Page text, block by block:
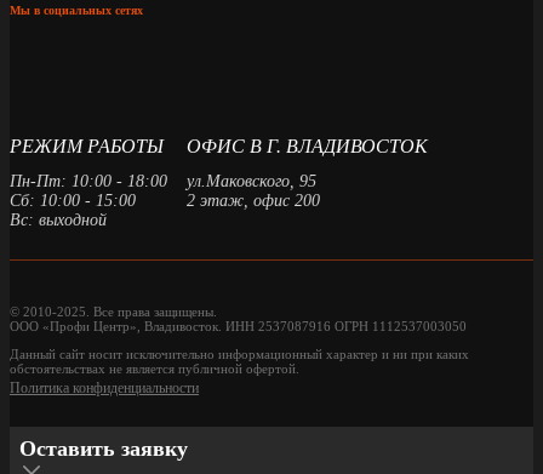
Мы в социальных сетях
РЕЖИМ РАБОТЫ
Пн-Пт: 10:00 - 18:00
Сб: 10:00 - 15:00
Вс: выходной
ОФИС В Г. ВЛАДИВОСТОК
ул.Маковского, 95
2 этаж, офис 200
© 2010-2025. Все права защищены.
ООО «Профи Центр», Владивосток. ИНН 2537087916 ОГРН 1112537003050
Данный сайт носит исключительно информационный характер и ни при каких
обстоятельствах не является публичной офертой.
Политика конфиденциальности
Оставить заявку